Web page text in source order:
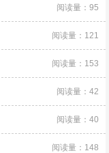
阅读量：95
阅读量：121
阅读量：153
阅读量：42
阅读量：40
阅读量：148